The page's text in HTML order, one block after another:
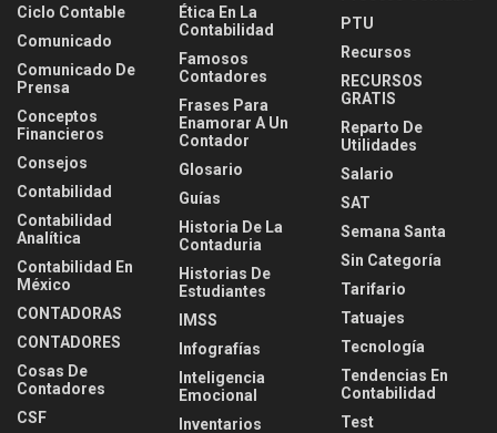
Ciclo Contable
Comunicado
Comunicado De
Prensa
Conceptos
Financieros
Consejos
Contabilidad
Contabilidad
Analítica
Contabilidad En
México
CONTADORAS
CONTADORES
Cosas De
Contadores
CSF
Ética En La
Contabilidad
Famosos
Contadores
Frases Para
Enamorar A Un
Contador
Glosario
Guías
Historia De La
Contaduria
Historias De
Estudiantes
IMSS
Infografías
Inteligencia
Emocional
Inventarios
PTU
Recursos
RECURSOS
GRATIS
Reparto De
Utilidades
Salario
SAT
Semana Santa
Sin Categoría
Tarifario
Tatuajes
Tecnología
Tendencias En
Contabilidad
Test